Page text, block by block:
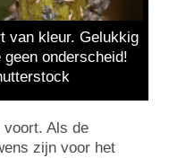
van kleur. Gelukkig
onderscheid!
voort. Als de
zijn voor het